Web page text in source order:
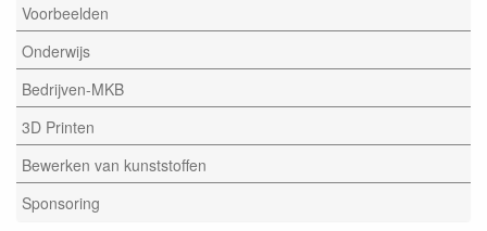
Voorbeelden
Onderwijs
Bedrijven-MKB
3D Printen
Bewerken van kunststoffen
Sponsoring